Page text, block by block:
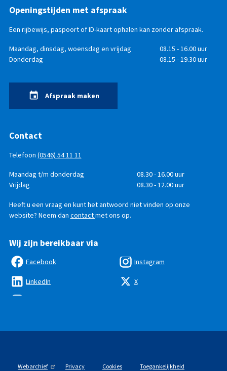
Openingstijden met afspraak
Een rijbewijs, paspoort of ID-kaart ophalen kan zonder afspraak.
Openingstijden
DagTijd
Maandag, dinsdag, woensdag en vrijdag
08.15 - 16.00 uur
Donderdag
08.15 - 19.30 uur
Afspraak maken
Contact
Telefoon (0546) 54 11 11
Telefonisch
bereikbaar
DagTijd
Maandag t/m donderdag
08.30 - 16.00 uur
Vrijdag
08.30 - 12.00 uur
Heeft u een vraag en kunt het antwoord niet vinden op onze
website? Neem dan contactmet ons op.
Wij zijn bereikbaar via
Facebook
LinkedIn
Instagram
X
Webarchief Privacy Cookies Toegankelijkheid